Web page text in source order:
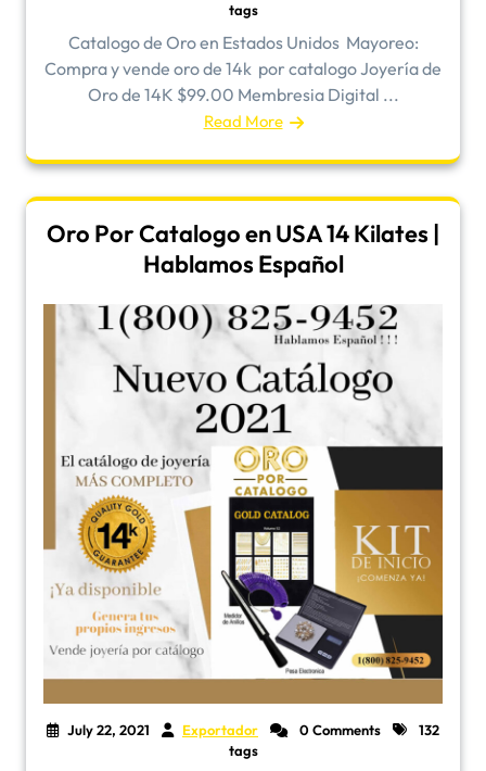
tags
Catalogo de Oro en Estados Unidos ​Mayoreo:
Compra y vende oro de 14k por catalogo Joyería de
Oro de 14K $99.00 Membresia Digital ...
Read More
Oro Por Catalogo en USA 14 Kilates |
Hablamos Español
July 22, 2021 Exportador 0 Comments
132
tags